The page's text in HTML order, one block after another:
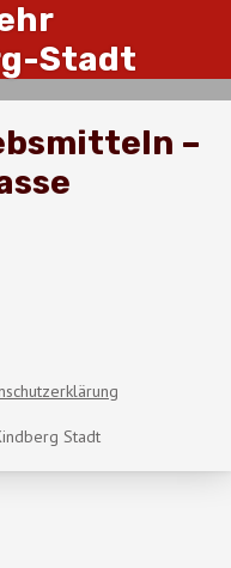
Stadt
–
Stadt